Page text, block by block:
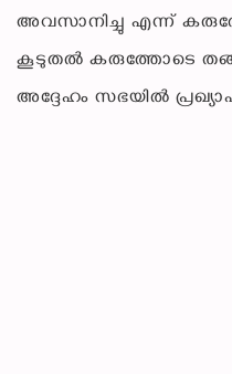
അവസാനിച്ചു എന്ന്
കൂടുതൽ കരുത്തോടെ
അദ്ദേഹം സഭയിൽ